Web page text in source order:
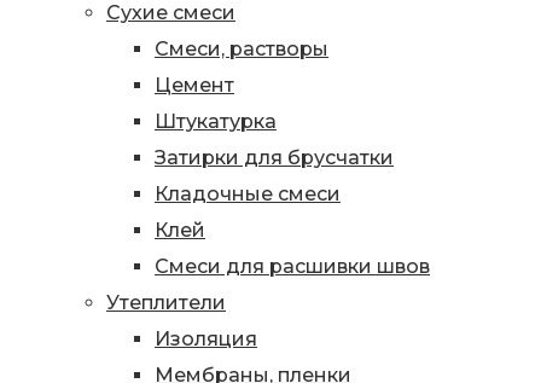
Сухие смеси
Смеси, растворы
Цемент
Штукатурка
Затирки для брусчатки
Кладочные смеси
Клей
Смеси для расшивки швов
Утеплители
Изоляция
Мембраны, пленки